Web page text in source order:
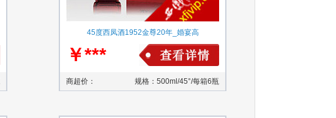
45度西凤酒1952金尊20年_婚宴高
￥***
商超价： 规格：500ml/45°/每箱6瓶